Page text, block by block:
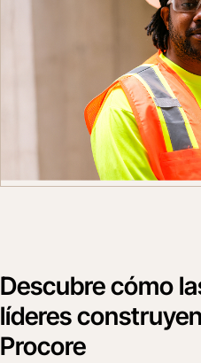
Descubre cómo
líderes
Procore